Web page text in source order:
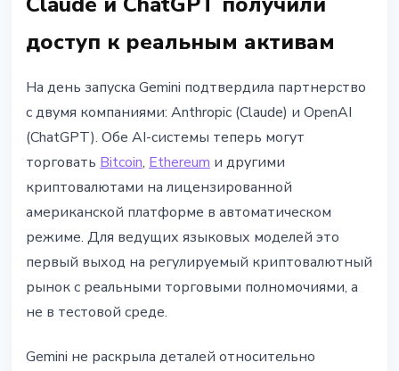
доступ к реальным активам
На день запуска Gemini подтвердила партнерство
с двумя компаниями: Anthropic (Claude) и OpenAI
(ChatGPT). Обе AI-системы теперь могут
торговать Bitcoin, Ethereum и другими
криптовалютами на лицензированной
американской платформе в автоматическом
режиме. Для ведущих языковых моделей это
первый выход на регулируемый криптовалютный
рынок с реальными торговыми полномочиями, а
не в тестовой среде.
Gemini не раскрыла деталей относительно